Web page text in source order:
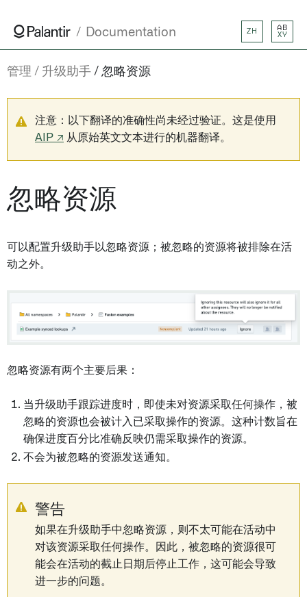
Documentation ZH
AB
XY
管理 升级助手 忽略资源
注意：以下翻译的准确性尚未经过验证。这是使用
AIP ↗ 从原始英文文本进行的机器翻译。
忽略资源
可以配置升级助手以忽略资源；被忽略的资源将被排除在活
动之外。
忽略资源有两个主要后果：
当升级助手跟踪进度时，即使未对资源采取任何操作，被
忽略的资源也会被计入已采取操作的资源。这种计数旨在
确保进度百分比准确反映仍需采取操作的资源。
不会为被忽略的资源发送通知。
警告
如果在升级助手中忽略资源，则不太可能在活动中
对该资源采取任何操作。因此，被忽略的资源很可
能会在活动的截止日期后停止工作，这可能会导致
进一步的问题。